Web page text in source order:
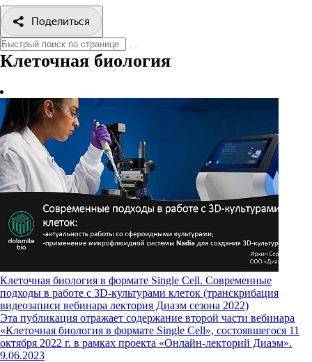
Поделиться
Клеточная биология
Клеточная биология в формате Single Cell. Современные
подходы в работе с 3D-культурами клеток (транскрибация
видеозаписи вебинара лектория Диаэм сезона 2022)
Эта публикация отражает содержание второй части вебинара
«Клеточная биология в формате Single Cell», состоявшегося 11
октября 2022 г. в рамках проекта «Онлайн-лекторий Диаэм».
9.06.2023